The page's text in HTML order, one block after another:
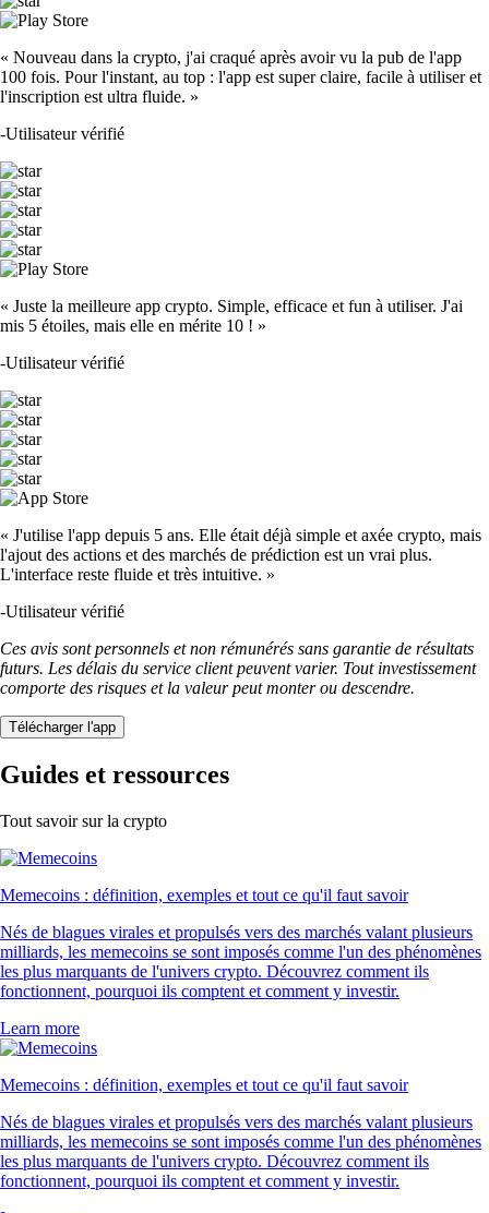
« Nouveau dans la crypto, j'ai craqué après avoir vu la pub de l'app
100 fois. Pour l'instant, au top : l'app est super claire, facile à utiliser et
l'inscription est ultra fluide. »
-Utilisateur vérifié
« Juste la meilleure app crypto. Simple, efficace et fun à utiliser. J'ai
mis 5 étoiles, mais elle en mérite 10 ! »
-Utilisateur vérifié
« J'utilise l'app depuis 5 ans. Elle était déjà simple et axée crypto, mais
l'ajout des actions et des marchés de prédiction est un vrai plus.
L'interface reste fluide et très intuitive. »
-Utilisateur vérifié
Ces avis sont personnels et non rémunérés sans garantie de résultats
futurs. Les délais du service client peuvent varier. Tout investissement
comporte des risques et la valeur peut monter ou descendre.
Télécharger l'app
Guides et ressources
Tout savoir sur la crypto
Memecoins : définition, exemples et tout ce qu'il faut savoir
Nés de blagues virales et propulsés vers des marchés valant plusieurs
milliards, les memecoins se sont imposés comme l'un des phénomènes
les plus marquants de l'univers crypto. Découvrez comment ils
fonctionnent, pourquoi ils comptent et comment y investir.
Learn more
Memecoins : définition, exemples et tout ce qu'il faut savoir
Nés de blagues virales et propulsés vers des marchés valant plusieurs
milliards, les memecoins se sont imposés comme l'un des phénomènes
les plus marquants de l'univers crypto. Découvrez comment ils
fonctionnent, pourquoi ils comptent et comment y investir.